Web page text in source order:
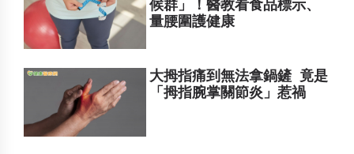
候群」！醫教看食品標示、
量腰圍護健康
大拇指痛到無法拿鍋鏟 竟是
「拇指腕掌關節炎」惹禍